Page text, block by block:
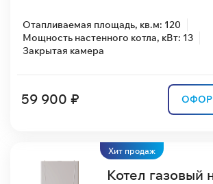
Отапливаемая площадь, кв.м: 120
Мощность настенного котла, кВт: 13
Закрытая камера
59 900 ₽
Хит продаж
Котел газовый